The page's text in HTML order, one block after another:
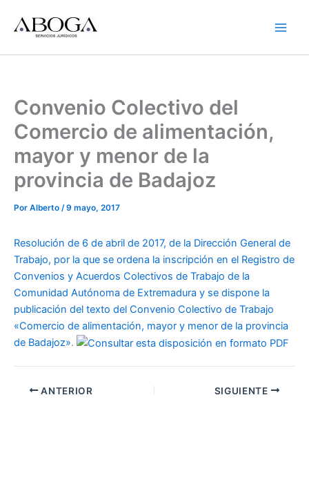
contenido
Convenio Colectivo del
Comercio de alimentación,
mayor y menor de la
provincia de Badajoz
Por Alberto /9 mayo, 2017
Resolución de 6 de abril de 2017, de la Dirección General de
Trabajo, por la que se ordena la inscripción en el Registro de
Convenios y Acuerdos Colectivos de Trabajo de la
Comunidad Autónoma de Extremadura y se dispone la
publicación del texto del Convenio Colectivo de Trabajo
«Comercio de alimentación, mayor y menor de la provincia
de Badajoz».
ANTERIOR SIGUIENTE